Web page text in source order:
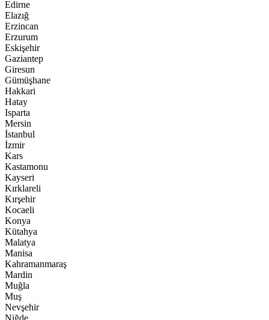
Edirne
Elazığ
Erzincan
Erzurum
Eskişehir
Gaziantep
Giresun
Gümüşhane
Hakkari
Hatay
Isparta
Mersin
İstanbul
İzmir
Kars
Kastamonu
Kayseri
Kırklareli
Kırşehir
Kocaeli
Konya
Kütahya
Malatya
Manisa
Kahramanmaraş
Mardin
Muğla
Muş
Nevşehir
Niğde